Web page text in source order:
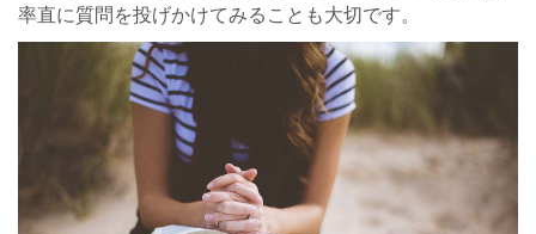
率直に質問を投げかけてみることも大切です。